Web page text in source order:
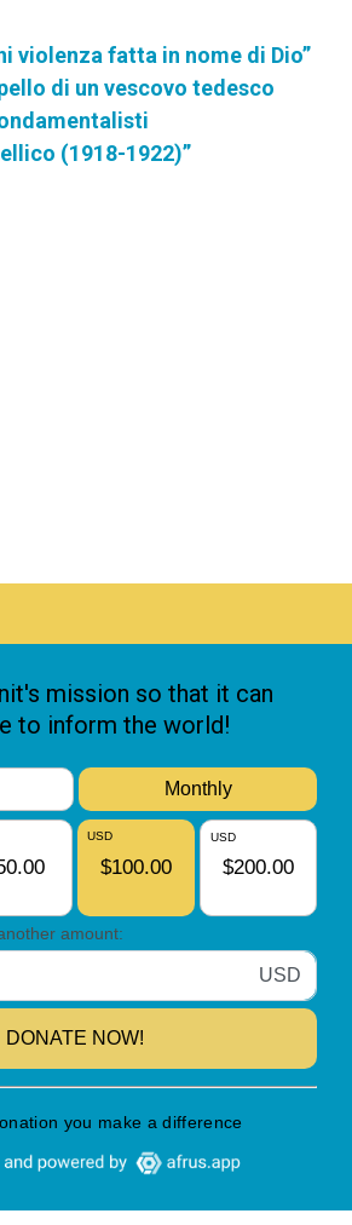
violenza fatta in nome di Dio”
di un vescovo tedesco
(1918-1922)”